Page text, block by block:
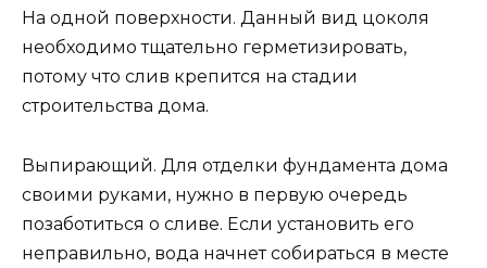
На одной поверхности. Данный вид цоколя
необходимо тщательно герметизировать,
потому что слив крепится на стадии
строительства дома.
Выпирающий. Для отделки фундамента дома
своими руками, нужно в первую очередь
позаботиться о сливе. Если установить его
неправильно, вода начнет собираться в месте